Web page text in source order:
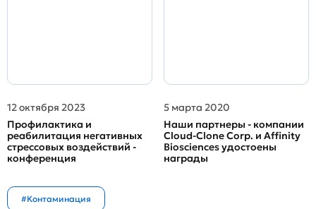
12 октября 2023
Профилактика и
реабилитация негативных
стрессовых воздействий -
конференция
5 марта 2020
Наши партнеры - компании
Cloud-Clone Corp. и Affinity
Biosciences удостоены
награды
#Контаминация